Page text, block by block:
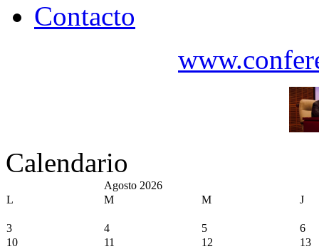
Contacto
Calendario
Agosto 2026
L
M M J
3 4 5
6
10
11 12
13